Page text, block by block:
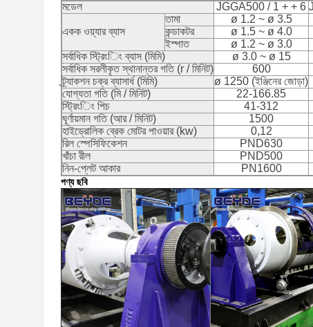
মডেল JGGA500 / 1 + + 6
একক ওয়্যার ব্যাস
তামা ø 1.2 ~ ø 3.5
কন্ডাকটর
ø 1.5 ~ ø 4.0
ইস্পাত
ø 1.2 ~ ø 3.0
সর্বাধিক স্ট্রিংিং ব্যাস (মিমি)
ø 3.0 ~ ø 15
সর্বাধিক সরলীকৃত স্থানান্তর গতি (r / মিনিট)
600
ট্র্যাকশন চক্র ব্যাসার্ধ (মিমি)
ø 1250 (ইঞ্জিনের জোড়া)
যোগ্যতা গতি (মি / মিনিট)
22-166.85
স্ট্রিংিং পিচ
41-312
ঘূর্ণায়মান গতি (আর / মিনিট)
1500
হাইড্রোলিক ব্রেক মোটর পাওয়ার (kw)
0,12
রিল স্পেসিফিকেশন
PND630
খাঁচা রীল
PND500
নিন-প্লেট আকার
PN1600
পণ্য ছবি